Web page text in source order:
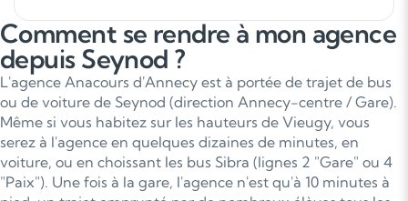
avons eu deux enseignantes différentes et
chacune a apporté une véritable aide à notre
enfant. Elles ont fait preuve d'écoute, d'empathie
et de pédagogie. Je ne saurai jamais assez les
remercier ainsi qu'Inès. Anacours assure
également un suivi téléphonique auprès des
parents à plusieurs moments de la prise en
charge de l'enfant.
Comment se rendre à mon agence
depuis Seynod ?
L'agence Anacours d'Annecy est à portée de trajet de bus
ou de voiture de Seynod (direction Annecy-centre / Gare).
Même si vous habitez sur les hauteurs de Vieugy, vous
serez à l'agence en quelques dizaines de minutes, en
voiture, ou en choissant les bus Sibra (lignes 2 "Gare" ou 4
"Paix"). Une fois à la gare, l'agence n'est qu'à 10 minutes à